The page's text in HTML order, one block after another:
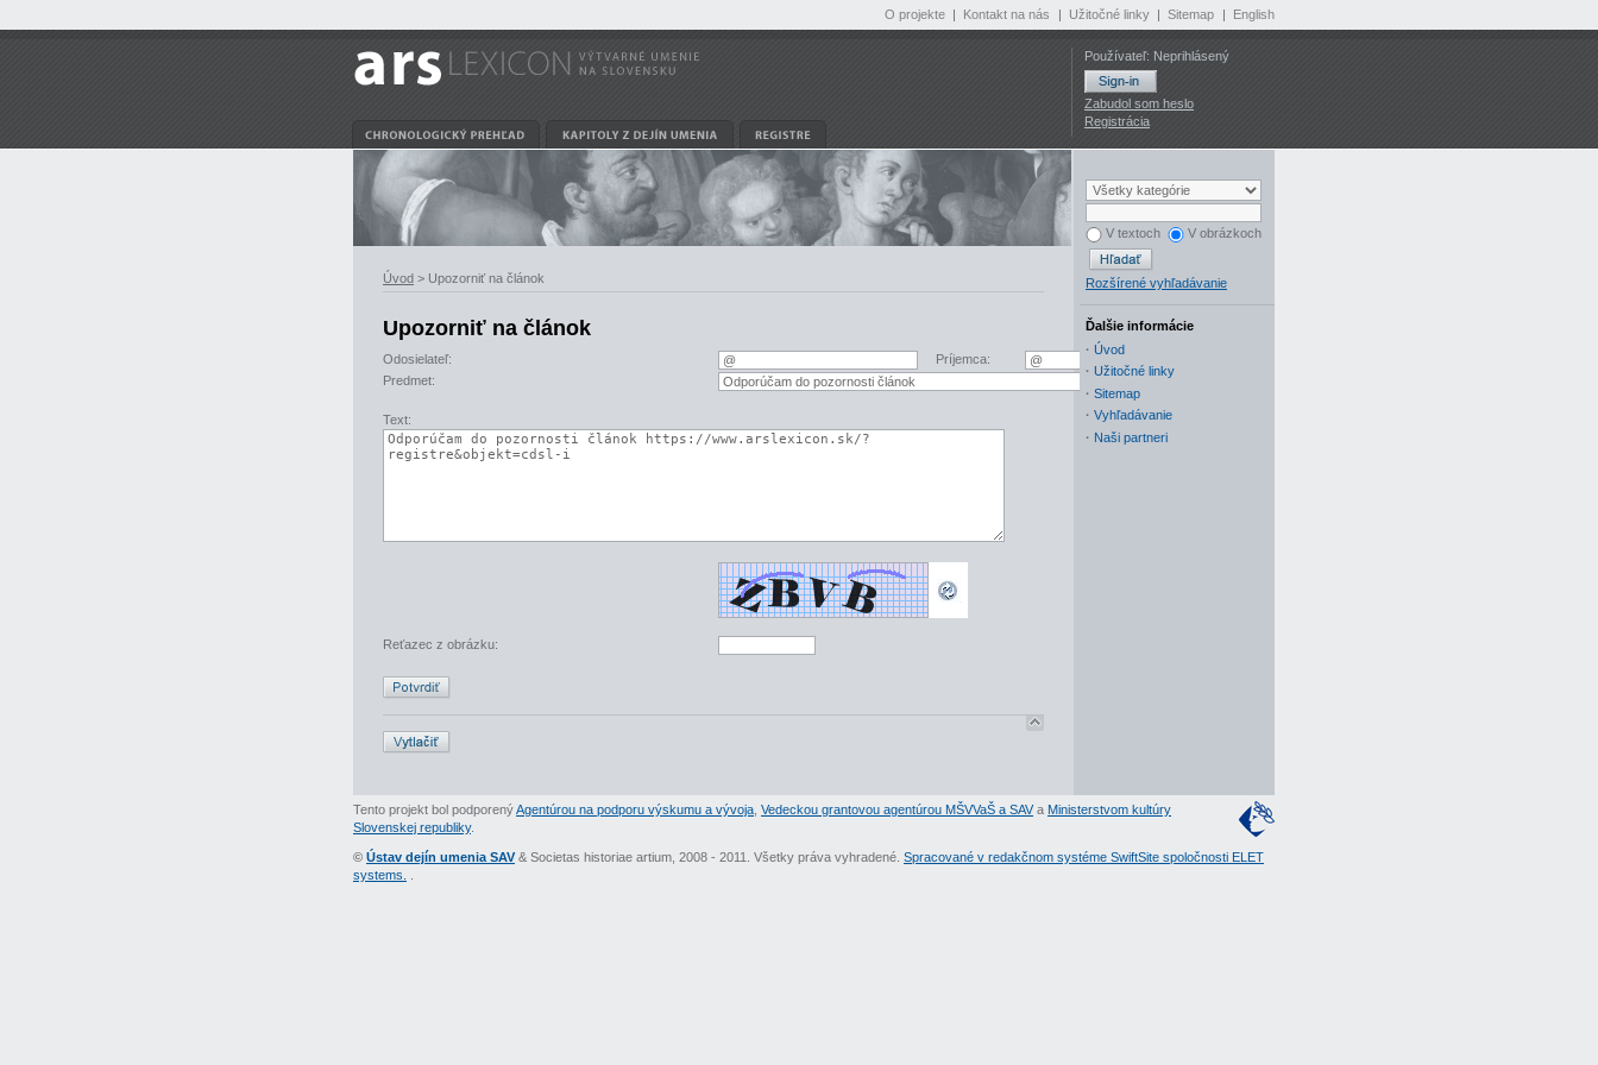
O projekte | Kontakt na nás | Užitočné linky | Sitemap | English
Používateľ: Neprihlásený
Zabudol som heslo
Registrácia
Úvod > Upozorniť na článok
Upozorniť na článok
Odosielateľ:
Príjemca:
Predmet:
Text:
Reťazec z obrázku:
V textoch V obrázkoch
Rozšírené vyhľadávanie
Ďalšie informácie
· Úvod
· Užitočné linky
· Sitemap
· Vyhľadávanie
· Naši partneri
Tento projekt bol podporenýAgentúrou na podporu výskumu a vývoja Vedeckou grantovou agentúrou MŠVVaŠ a SAVa Ministerstvom kultúry
Slovenskej republiky.
© Ústav dejín umenia SAV & Societas historiae artium, 2008 - 2011. Všetky práva vyhradené. Spracované v redakčnom systéme SwiftSite spoločnosti ELET
systems.